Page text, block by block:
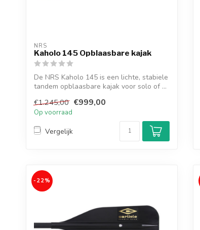
NRS
Kaholo 145 Opblaasbare kajak
De NRS Kaholo 145 is een lichte, stabiele
tandem opblaasbare kajak voor solo of ...
€1.245,00 €999,00
Op voorraad
Vergelijk
-22%